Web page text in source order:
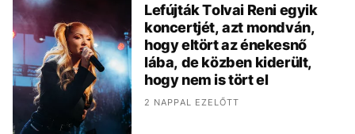
Lefújták Tolvai Reni egyik
koncertjét, azt mondván,
hogy eltört az énekesnő
lába, de közben kiderült,
hogy nem is tört el
2 NAPPAL EZELŐTT